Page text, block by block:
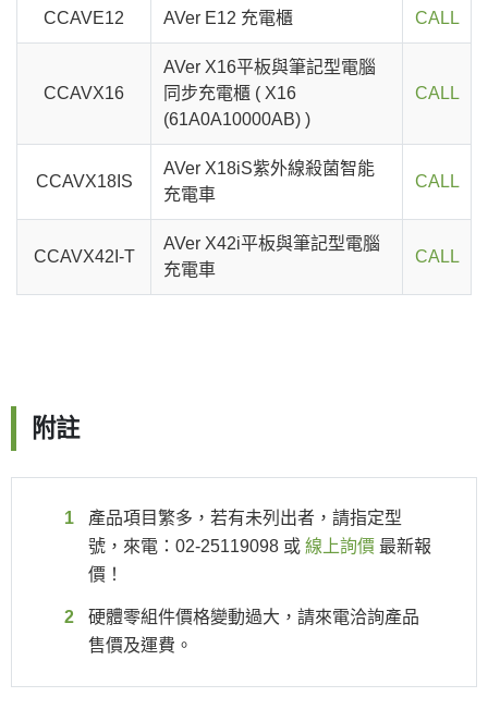
CCAVE12 AVer E12 充電櫃 CALL
CCAVX16
AVer X16平板與筆記型電腦
同步充電櫃 ( X16
(61A0A10000AB) )
CALL
CCAVX18IS
AVer X18iS紫外線殺菌智能
充電車
CALL
CCAVX42I-T
AVer X42i平板與筆記型電腦
充電車
CALL
附註
產品項目繁多，若有未列出者，請指定型
號，來電：02-25119098 或 線上詢價 最新報
價！
硬體零組件價格變動過大，請來電洽詢產品
售價及運費。